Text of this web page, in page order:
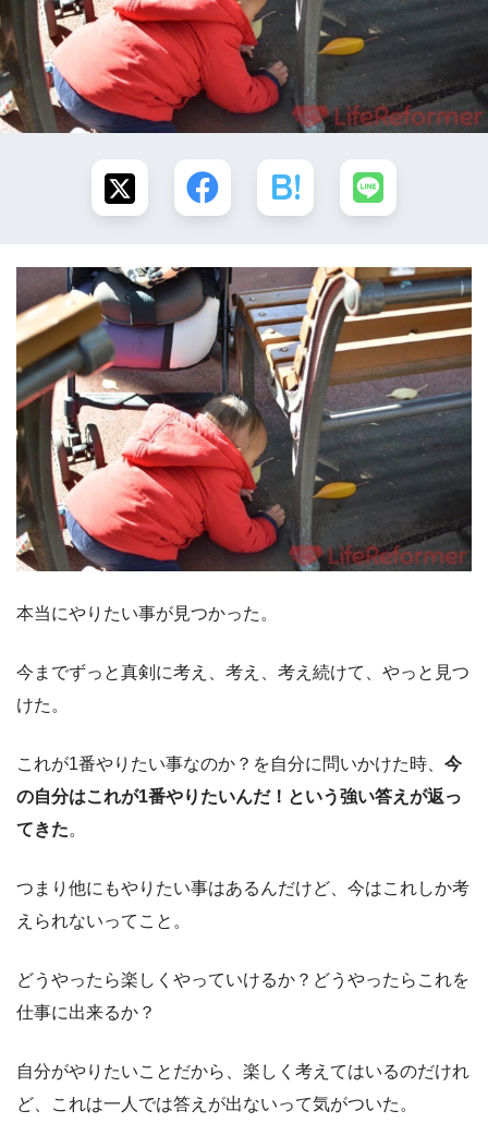
本当にやりたい事が見つかった。
今までずっと真剣に考え、考え、考え続けて、やっと見つ
けた。
これが1番やりたい事なのか？を自分に問いかけた時、 今
の自分はこれが1番やりたいんだ！という強い答えが返っ
てきた。
つまり他にもやりたい事はあるんだけど、今はこれしか考
えられないってこと。
どうやったら楽しくやっていけるか？どうやったらこれを
仕事に出来るか？
自分がやりたいことだから、楽しく考えてはいるのだけれ
ど、これは一人では答えが出ないって気がついた。